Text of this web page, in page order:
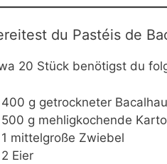
du Pastéis de
20 Stück benötigst du
400 g getrockneter Bacalhau
500 g mehligkochende
1 mittelgroße Zwiebel
2 Eier